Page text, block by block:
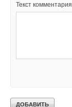
Текст комментария